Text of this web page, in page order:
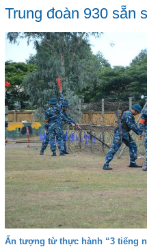
Trung đoàn 930 sẵn
Ấn tượng từ thực hành “3 tiếng